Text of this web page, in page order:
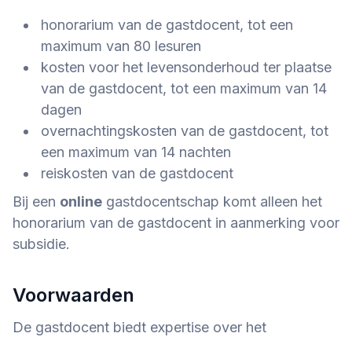
honorarium van de gastdocent, tot een
maximum van 80 lesuren
kosten voor het levensonderhoud ter plaatse
van de gastdocent, tot een maximum van 14
dagen
overnachtingskosten van de gastdocent, tot
een maximum van 14 nachten
reiskosten van de gastdocent
Bij een online gastdocentschap komt alleen het
honorarium van de gastdocent in aanmerking voor
subsidie.
Voorwaarden
De gastdocent biedt expertise over het